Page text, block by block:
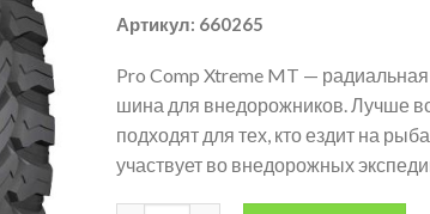
Артикул: 660265
Pro Comp Xtreme MT — радиальная
шина для внедорожников. Лучше
подходят для тех, кто ездит на
участвует во внедорожных